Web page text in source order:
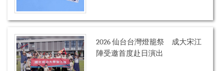
2026 仙台台灣燈籠祭 成大宋江
陣受邀首度赴日演出